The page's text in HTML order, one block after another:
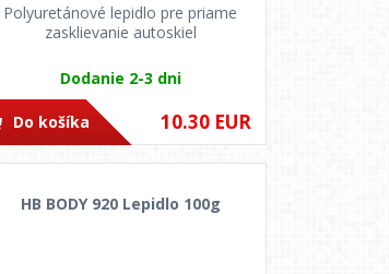
Polyuretánové lepidlo pre priame
zasklievanie autoskiel
Dodanie 2-3 dni
10.30 EUR
Do košíka
HB BODY 920 Lepidlo 100g